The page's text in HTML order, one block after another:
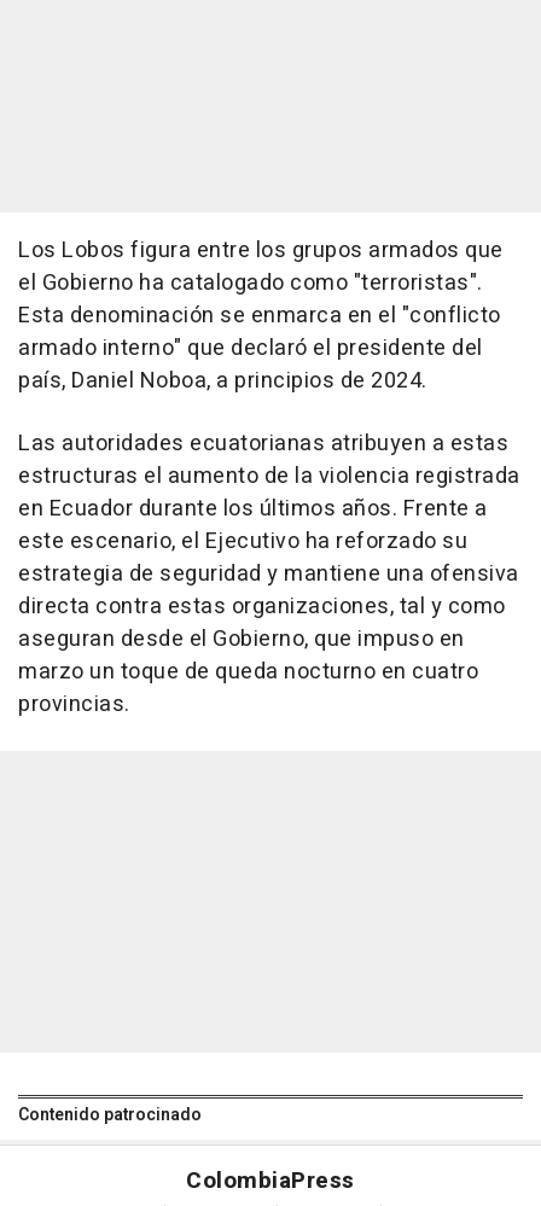
Los Lobos figura entre los grupos armados que
el Gobierno ha catalogado como "terroristas".
Esta denominación se enmarca en el "conflicto
armado interno" que declaró el presidente del
país, Daniel Noboa, a principios de 2024.
Las autoridades ecuatorianas atribuyen a estas
estructuras el aumento de la violencia registrada
en Ecuador durante los últimos años. Frente a
este escenario, el Ejecutivo ha reforzado su
estrategia de seguridad y mantiene una ofensiva
directa contra estas organizaciones, tal y como
aseguran desde el Gobierno, que impuso en
marzo un toque de queda nocturno en cuatro
provincias.
Contenido patrocinado
ColombiaPress